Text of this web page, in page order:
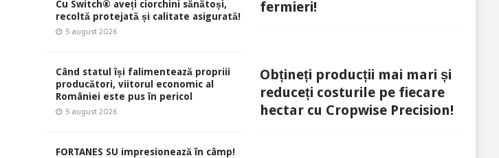
Cu Switch® aveți ciorchini sănătoși,
recoltă protejată și calitate asigurată!
5 august 2026
Când statul își falimentează propriii
producători, viitorul economic al
României este pus în pericol
5 august 2026
FORTANES SU impresionează în câmp!
fermieri!
Obțineți producții mai mari și
reduceți costurile pe fiecare
hectar cu Cropwise Precision!